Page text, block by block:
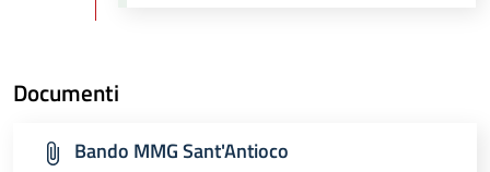
Documenti
Bando MMG Sant'Antioco